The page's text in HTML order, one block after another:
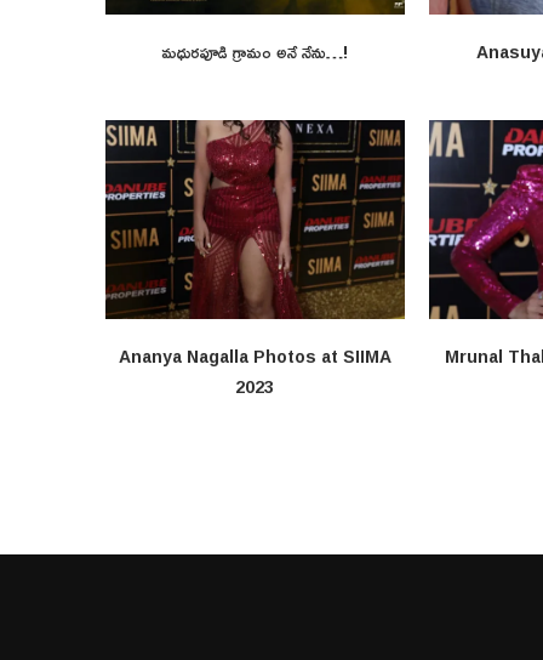
మధురపూడి గ్రామం అనే నేను…!
Ananya Nagalla Photos at SIIMA
2023
Mrunal